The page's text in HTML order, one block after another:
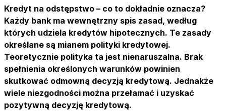
Odmowna decyzja ze względu na scoring
Współpraca samemu czy z ekspertem hipotecznym
Złożenie kilku wniosków
Zadatek czy zaliczka
Wkład własny
Wniosek „trafił na fraudy” lub na „komitet
kredytowy”. Co to oznacza?
Czego na pewno nie załatwimy?
Kredyt na odstępstwo – co to dokładnie oznacza?
Każdy bank ma wewnętrzny spis zasad, według
których udziela kredytów hipotecznych. Te zasady
określane są mianem polityki kredytowej.
Teoretycznie polityka ta jest nienaruszalna. Brak
spełnienia określonych warunków powinien
skutkować odmowną decyzją kredytową. Jednakże
wiele niezgodności można przełamać i uzyskać
pozytywną decyzję kredytową.